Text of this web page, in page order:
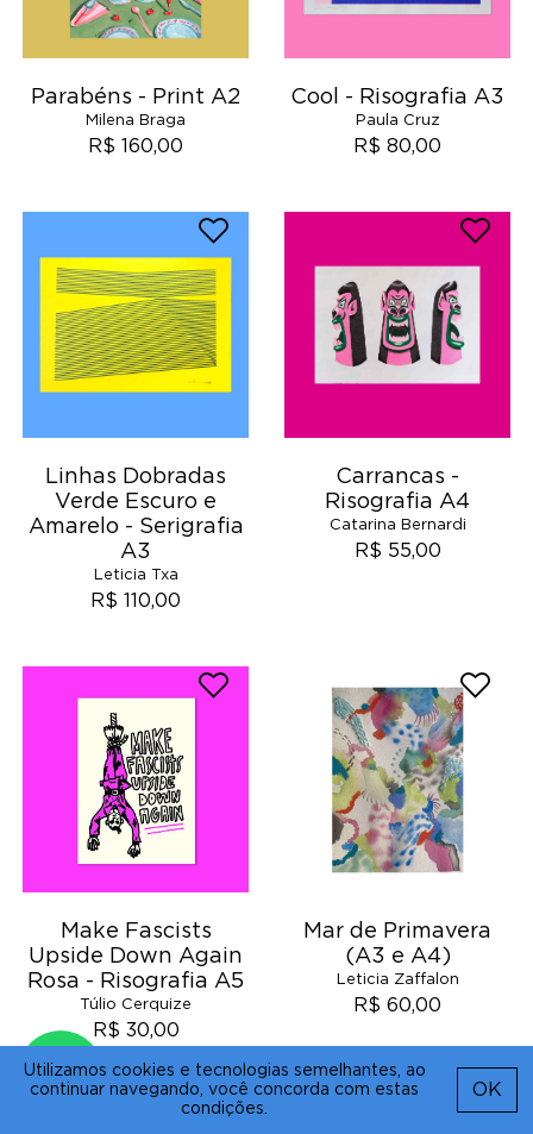
Utilizamos cookies e tecnologias semelhantes, ao
continuar navegando, você concorda com estas
condições.
OK
Parabéns - Print A2
Milena Braga
R$ 160,00
Cool - Risografia A3
Paula Cruz
R$ 80,00
Linhas Dobradas
Verde Escuro e
Amarelo - Serigrafia
A3
Leticia Txa
R$ 110,00
Carrancas -
Risografia A4
Catarina Bernardi
R$ 55,00
Make Fascists
Upside Down Again
Rosa - Risografia A5
Túlio Cerquize
R$ 30,00
Mar de Primavera
(A3 e A4)
Leticia Zaffalon
R$ 60,00